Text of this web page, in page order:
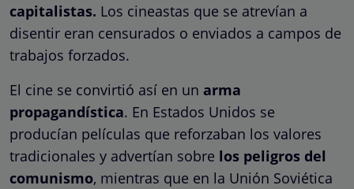
capitalistas. Los cineastas que se atrevían a
disentir eran censurados o enviados a campos de
trabajos forzados.
El cine se convirtió así en un arma
propagandística. En Estados Unidos se
producían películas que reforzaban los valores
tradicionales y advertían sobre los peligros del
comunismo, mientras que en la Unión Soviética